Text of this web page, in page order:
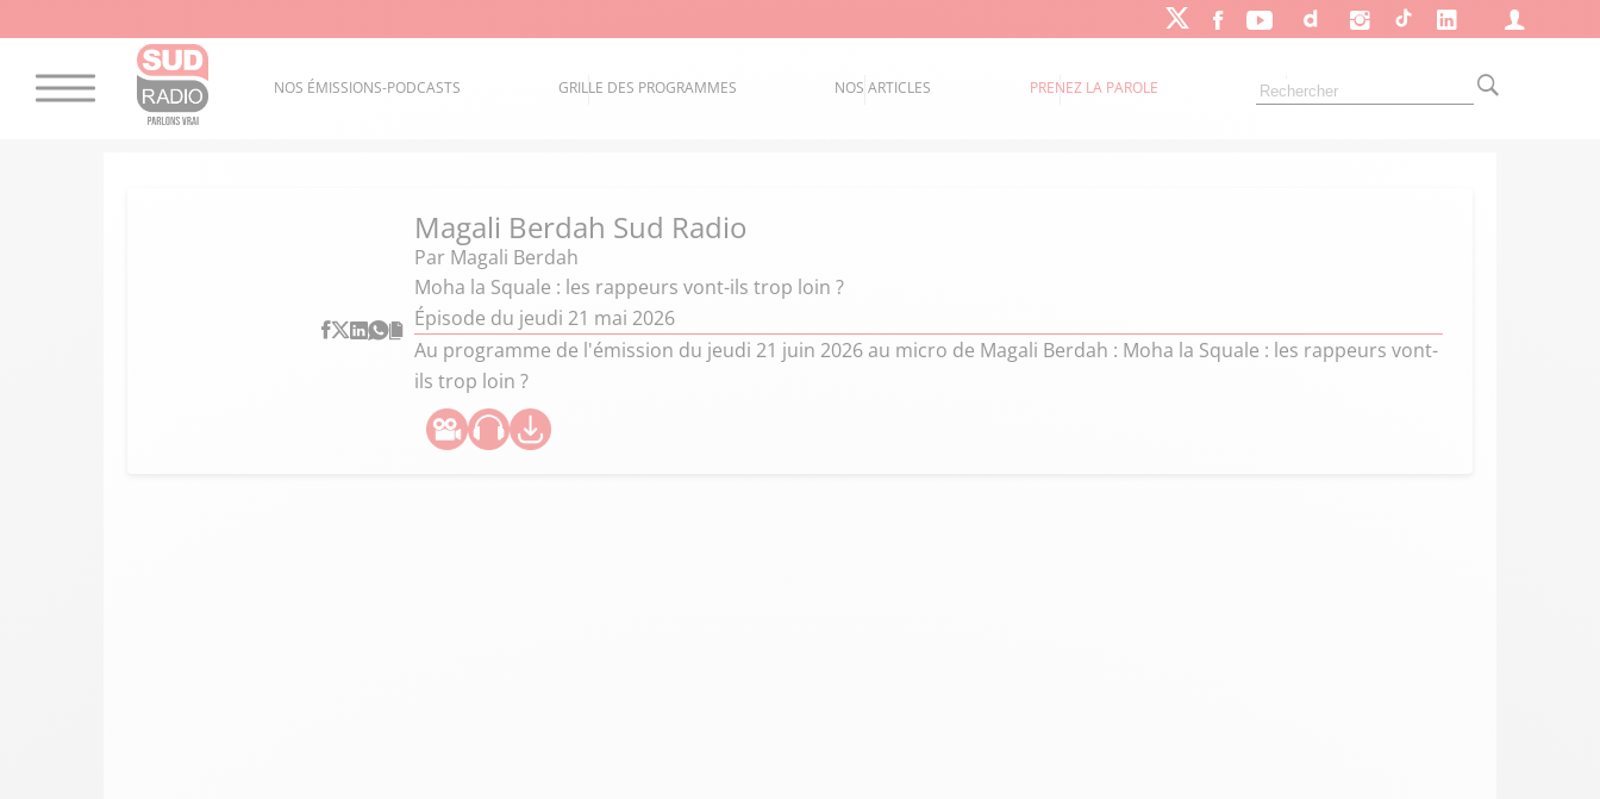
NOS ÉMISSIONS-PODCASTS GRILLE DES PROGRAMMES NOS ARTICLES PRENEZ LA PAROLE
Magali Berdah Sud Radio
Par Magali Berdah
Moha la Squale : les rappeurs vont-ils trop loin ?
Épisode du jeudi 21 mai 2026
Au programme de l'émission du jeudi 21 juin 2026 au micro de Magali Berdah : Moha la Squale : les rappeurs vont-
ils trop loin ?